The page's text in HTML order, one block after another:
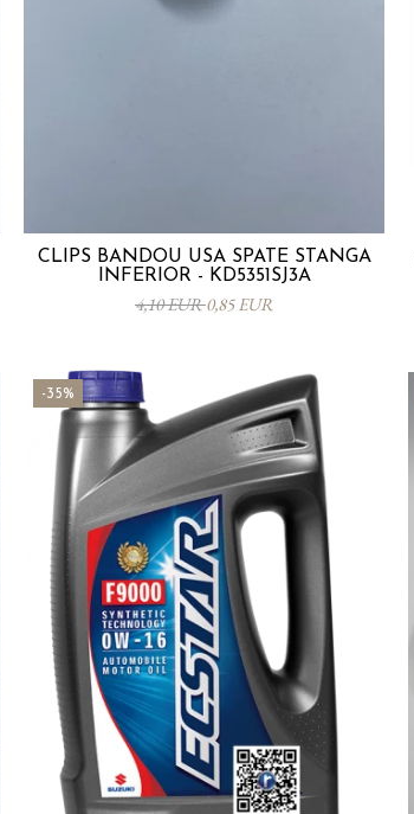
CLIPS BANDOU USA SPATE STANGA
INFERIOR - KD5351SJ3A
4,10 EUR0,85 EUR
-35%